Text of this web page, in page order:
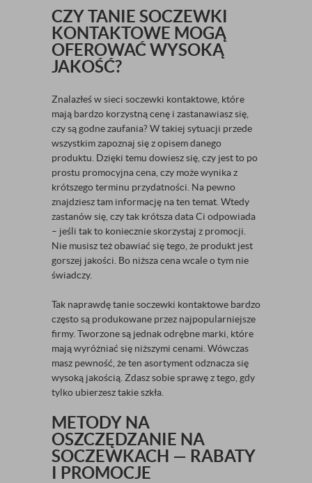
CZY TANIE SOCZEWKI
KONTAKTOWE MOGĄ
OFEROWAĆ WYSOKĄ
JAKOŚĆ?
Znalazłeś w sieci soczewki kontaktowe, które
mają bardzo korzystną cenę i zastanawiasz się,
czy są godne zaufania? W takiej sytuacji przede
wszystkim zapoznaj się z opisem danego
produktu. Dzięki temu dowiesz się, czy jest to po
prostu promocyjna cena, czy może wynika z
krótszego terminu przydatności. Na pewno
znajdziesz tam informację na ten temat. Wtedy
zastanów się, czy tak krótsza data Ci odpowiada
– jeśli tak to koniecznie skorzystaj z promocji.
Nie musisz też obawiać się tego, że produkt jest
gorszej jakości. Bo niższa cena wcale o tym nie
świadczy.
Tak naprawdę tanie soczewki kontaktowe bardzo
często są produkowane przez najpopularniejsze
firmy. Tworzone są jednak odrębne marki, które
mają wyróżniać się niższymi cenami. Wówczas
masz pewność, że ten asortyment odznacza się
wysoką jakością. Zdasz sobie sprawę z tego, gdy
tylko ubierzesz takie szkła.
METODY NA
OSZCZĘDZANIE NA
SOCZEWKACH — RABATY
I PROMOCJE